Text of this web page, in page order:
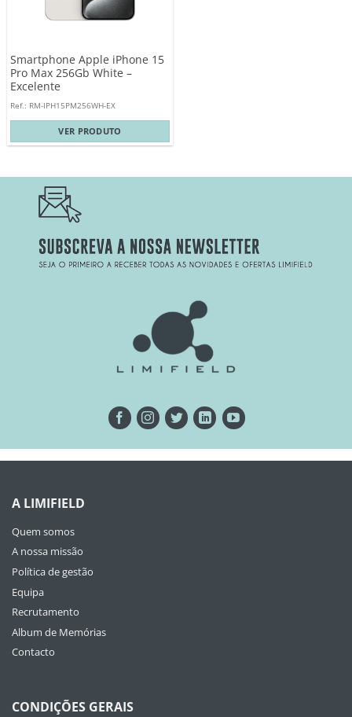
Smartphone Apple iPhone 15
Pro Max 256Gb White –
Excelente
Ref.: RM-IPH15PM256WH-EX
VER PRODUTO
A LIMIFIELD
Quem somos
A nossa missão
Política de gestão
Equipa
Recrutamento
Album de Memórias
Contacto
CONDIÇÕES GERAIS